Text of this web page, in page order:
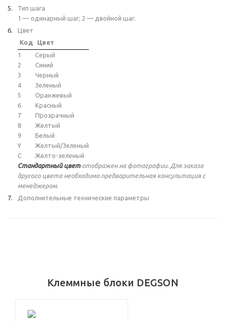
Тип шага
1 — одинарный шаг; 2 — двойной шаг.
Цвет
Код
Цвет
1
Серый
2
Синий
3
Черный
4
Зеленый
5
Оранжевый
6
Красный
7
Прозрачный
8
Желтый
9
Белый
Y
Желтый/Зеленый
C
Желто-зеленый
Стандартный цветотображен на фотографии. Для заказа
другого цвета необходима предварительная консультация с
менеджером.
Дополнительные технические параметры
Клеммные блоки DEGSON